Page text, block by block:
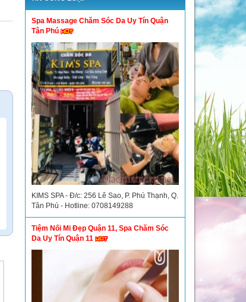
Spa Massage Chăm Sóc Da Uy Tín Quận
Tân Phú
KIMS SPA - Đ/c: 256 Lê Sao, P. Phú Thạnh, Q.
Tân Phú - Hotline: 0708149288
Tiệm Nối Mi Đẹp Quận 11, Spa Chăm Sóc
Da Uy Tín Quận 11